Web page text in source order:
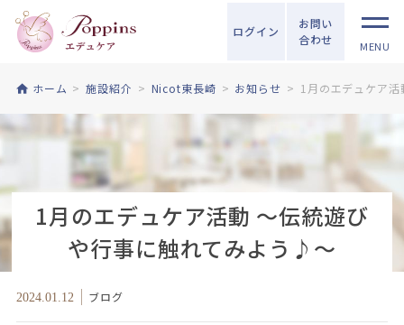
ログイン
お問い
合わせ
MENU
ホーム 施設紹介 Nicot東長崎 お知らせ 1月のエデュケア
1月のエデュケア活動 ～伝統遊び
や行事に触れてみよう♪～
2024.01.12 ブログ